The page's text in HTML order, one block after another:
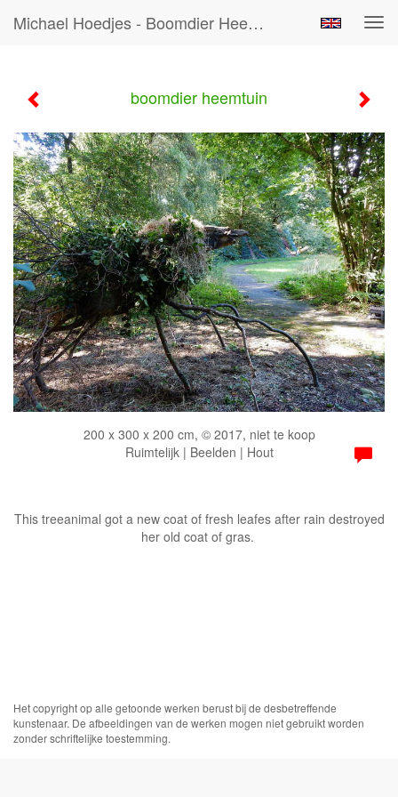
Michael Hoedjes - Boomdier Heemtuin
boomdier heemtuin
200 x 300 x 200 cm, © 2017, niet te koop
Ruimtelijk | Beelden | Hout
This treeanimal got a new coat of fresh leafes after rain destroyed
her old coat of gras.
Het copyright op alle getoonde werken berust bij de desbetreffende
kunstenaar. De afbeeldingen van de werken mogen niet gebruikt worden
zonder schriftelijke toestemming.